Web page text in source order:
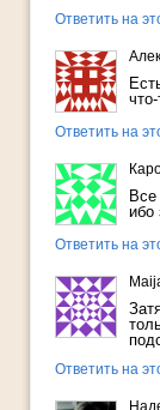
Ответить на
Ответить на
ибо
Ответить на
Ответить на